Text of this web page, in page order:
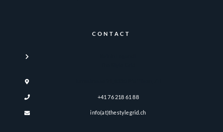
CONTACT
+41 76 218 61 88
info(at)thestylegrid.ch